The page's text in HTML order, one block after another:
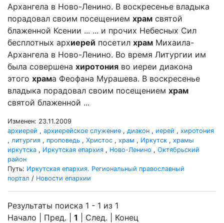
Архангела в Ново-Ленино. В воскресенье владыка
порадовал своим посещением храм святой
блаженной Ксении ... ... и прочих Небесных Сил
бесплотных архиерей посетил храм Михаила-
Архангела в Ново-Ленино. Во время Литургии им
была совершена хиротония во иереи диакона
этого храма Феофана Мурашева. В воскресенье
владыка порадовал своим посещением храм
святой блаженной ...
Изменен: 23.11.2009
архиерей , архиерейское служение , диакон , иерей , хиротония
, литургия , проповедь , Христос , храм , Иркутск , храмы
иркутска , Иркутская епархия , Ново-Ленино , Октябрьский
район
Путь: Иркутская епархия. Региональный православный
портал / Новости епархии
Результаты поиска 1 - 1 из 1
Начало | Пред. | 1 | След. | Конец